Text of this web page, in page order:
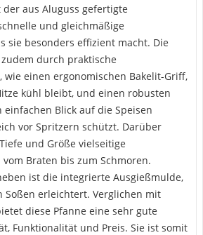
aus Aluguss gefertigte
und gleichmäßige
sie besonders effizient macht. Die
durch praktische
wie einen ergonomischen Bakelit-Griff,
kühl bleibt, und einen robusten
einfachen Blick auf die Speisen
vor Spritzern schützt. Darüber
und Größe vielseitige
Braten bis zum Schmoren.
ist die integrierte Ausgießmulde,
Soßen erleichtert. Verglichen mit
diese Pfanne eine sehr gute
Funktionalität und Preis. Sie ist somit